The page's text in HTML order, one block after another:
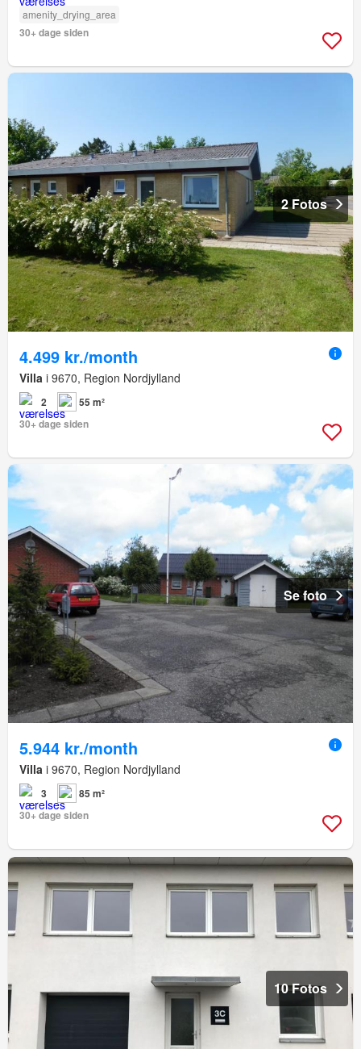
amenity_drying_area
30+ dage siden
2 Fotos
4.499 kr./month
Villa i 9670, Region Nordjylland
2
55 m²
30+ dage siden
Se foto
5.944 kr./month
Villa i 9670, Region Nordjylland
3
85 m²
30+ dage siden
10 Fotos